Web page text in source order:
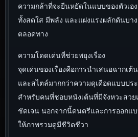
ความกล้าที่จะยืนหยัดในแบบของตัวเอ
ทั้งสดใส มีพลัง และแฝงแรงผลักดันบา
ตลอดทาง
ความโดดเด่นที่ช่วยพยุงเรื่อง
จุดเด่นของเรื่องคือการนำเสนอฉากเ
และสไตล์มากกว่าความดุเดือดแบบปร
สำหรับคนที่ชอบหนังเต้นที่มีจังหวะสว
ชัดเจน นอกจากนี้ดนตรีและการออกแ
ให้ภาพรวมดูมีชีวิตชีวา